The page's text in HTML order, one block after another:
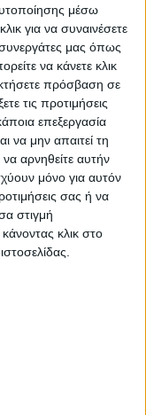
μέσω
για να συναινέσετε
μας όπως
να κάνετε κλικ
πρόσβαση σε
τις προτιμήσεις
επεξεργασία
να μην απαιτεί τη
αρνηθείτε αυτήν
μόνο για αυτόν
σας ή να
στιγμή
κλικ στο
& lifestyle
2.0: τα
του
μέλλοντος
διατροφή Υγεία,
& lifestyle
Κεφάλαιο